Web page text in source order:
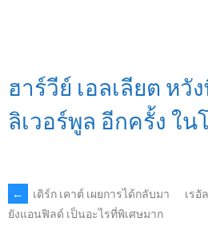
ฮาร์วีย์ เอลเลียต หวั
ลิเวอร์พูล อีกครั้ง ใ
POST
←
เดิร์ก เคาต์ เผยการได้กลับมา
ยังแอนฟิลด์ เป็นอะไรที่พิเศษมาก
เรอั